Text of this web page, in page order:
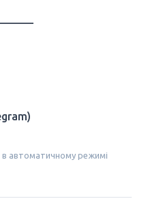
автоматичному режимі